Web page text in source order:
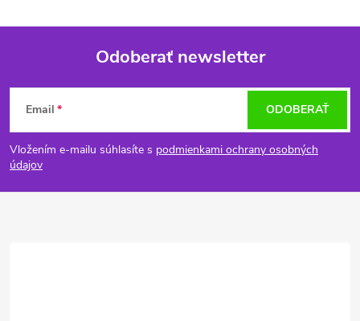
Z
á
p
Odoberať newsletter
Email
Vložením e-mailu súhlasíte s podmienkami ochrany osobných
údajov
ODOBERAŤ